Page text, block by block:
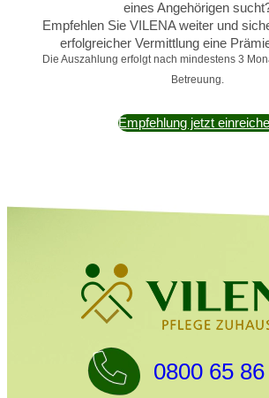
eines Angehörigen
Empfehlen Sie VILENA weiter und
erfolgreicher Vermittlung eine
Die Auszahlung erfolgt nach mindestens 3
Betreuung.
Empfehlung jetzt
0800 65